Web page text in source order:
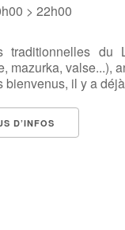
> 22h00
traditionnelles du
mazurka, valse...),
bienvenus, il y a
D’INFOS